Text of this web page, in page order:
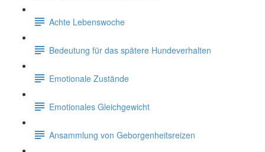
Achte Lebenswoche
Bedeutung für das spätere Hundeverhalten
Emotionale Zustände
Emotionales Gleichgewicht
Ansammlung von Geborgenheitsreizen